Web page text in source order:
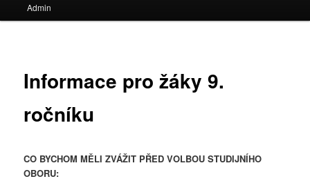
Admin
Informace pro žáky 9.
ročníku
CO BYCHOM MĚLI ZVÁŽIT PŘED VOLBOU STUDIJNÍHO
OBORU: